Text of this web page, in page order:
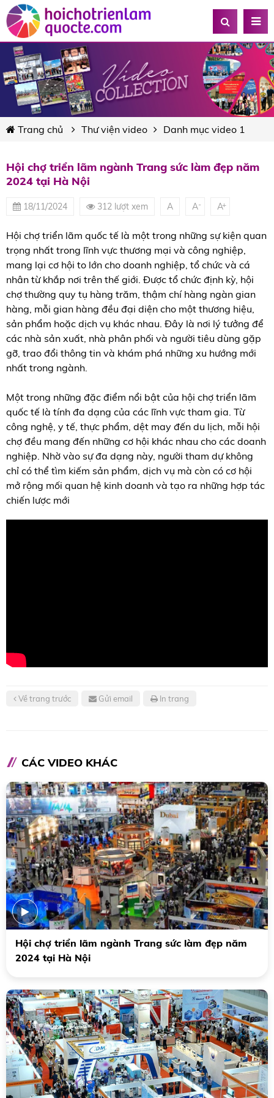
Trang chủ Thư viện video Danh mục video 1
Hội chợ triển lãm ngành Trang sức làm đẹp năm
2024 tại Hà Nội
18/11/2024 312 lượt xem A A- A+
Hội chợ triển lãm quốc tế là một trong những sự kiện quan
trọng nhất trong lĩnh vực thương mại và công nghiệp,
mang lại cơ hội to lớn cho doanh nghiệp, tổ chức và cá
nhân từ khắp nơi trên thế giới. Được tổ chức định kỳ, hội
chợ thường quy tụ hàng trăm, thậm chí hàng ngàn gian
hàng, mỗi gian hàng đều đại diện cho một thương hiệu,
sản phẩm hoặc dịch vụ khác nhau. Đây là nơi lý tưởng để
các nhà sản xuất, nhà phân phối và người tiêu dùng gặp
gỡ, trao đổi thông tin và khám phá những xu hướng mới
nhất trong ngành.
Một trong những đặc điểm nổi bật của hội chợ triển lãm
quốc tế là tính đa dạng của các lĩnh vực tham gia. Từ
công nghệ, y tế, thực phẩm, dệt may đến du lịch, mỗi hội
chợ đều mang đến những cơ hội khác nhau cho các doanh
nghiệp. Nhờ vào sự đa dạng này, người tham dự không
chỉ có thể tìm kiếm sản phẩm, dịch vụ mà còn có cơ hội
mở rộng mối quan hệ kinh doanh và tạo ra những hợp tác
chiến lược mới
Về trang trước Gửi email In trang
CÁC VIDEO KHÁC
Hội chợ triển lãm ngành Trang sức làm đẹp năm
2024 tại Hà Nội